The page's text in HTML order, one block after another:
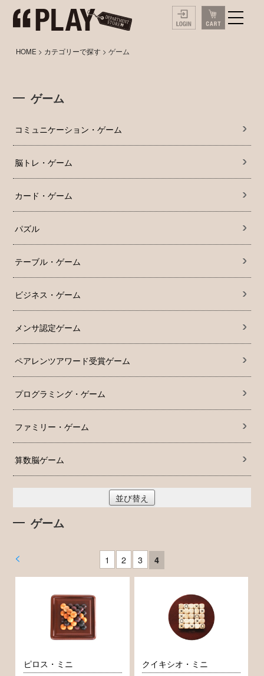
HOME > カテゴリーで探す > ゲーム
ゲーム
コミュニケーション・ゲーム
脳トレ・ゲーム
カード・ゲーム
パズル
テーブル・ゲーム
ビジネス・ゲーム
メンサ認定ゲーム
ペアレンツアワード受賞ゲーム
プログラミング・ゲーム
ファミリー・ゲーム
算数脳ゲーム
並び替え
ゲーム
< 1 2 3 4
ピロス・ミニ クイキシオ・ミニ